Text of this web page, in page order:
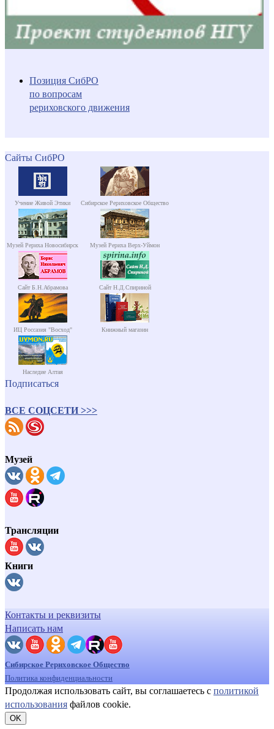
Позиция СибРО
по вопросам
рериховского движения
Сайты СибРО
Учение Живой Этики Сибирское Рериховское Общество
Музей Рериха Новосибирск Музей Рериха Верх-Уймон
Сайт Б.Н.Абрамова Сайт Н.Д.Спириной
ИЦ Россазия "Восход" Книжный магазин
Наследие Алтая
Подписаться
ВСЕ СОЦСЕТИ >>>
Музей
Трансляции
Книги
Контакты и реквизиты
Написать нам
Сибирское Рериховское Общество
Политика конфиденциальности
Продолжая использовать сайт, вы соглашаетесь с политикой
использования файлов cookie.
OK